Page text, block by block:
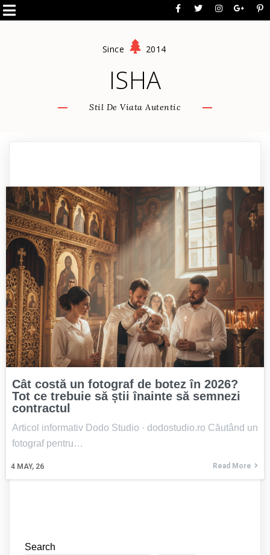
Since 2014
ISHA
Stil De Viata Autentic
Cât costă un fotograf de botez în 2026?
Tot ce trebuie să știi înainte să semnezi
contractul
4 MAY, 26
Articol informativ Dodo Studio · dodostudio.ro Căutând un
fotograf pentru…
Read More
Search